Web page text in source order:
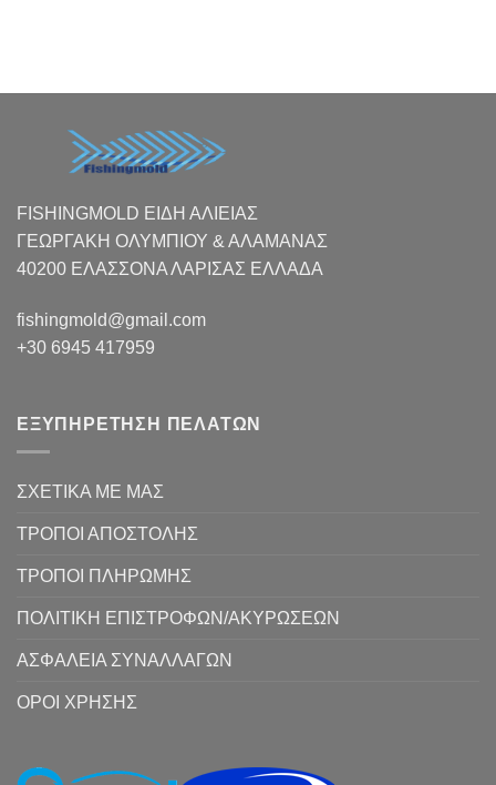
FISHINGMOLD ΕΙΔΗ ΑΛΙΕΙΑΣ
ΓΕΩΡΓΑΚΗ ΟΛΥΜΠΙΟΥ & ΑΛΑΜΑΝΑΣ
40200 ΕΛΑΣΣΟΝΑ ΛΑΡΙΣΑΣ EΛΛΑΔΑ
fishingmold@gmail.com
+30 6945 417959
ΕΞΥΠΗΡΕΤΗΣΗ ΠΕΛΑΤΩΝ
ΣΧΕΤΙΚΑ ΜΕ ΜΑΣ
ΤΡΟΠΟΙ ΑΠΟΣΤΟΛΗΣ
ΤΡΟΠΟΙ ΠΛΗΡΩΜΗΣ
ΠΟΛΙΤΙΚΗ ΕΠΙΣΤΡΟΦΩΝ/ΑΚΥΡΩΣΕΩΝ
ΑΣΦΑΛΕΙΑ ΣΥΝΑΛΛΑΓΩΝ
ΟΡΟΙ ΧΡΗΣΗΣ